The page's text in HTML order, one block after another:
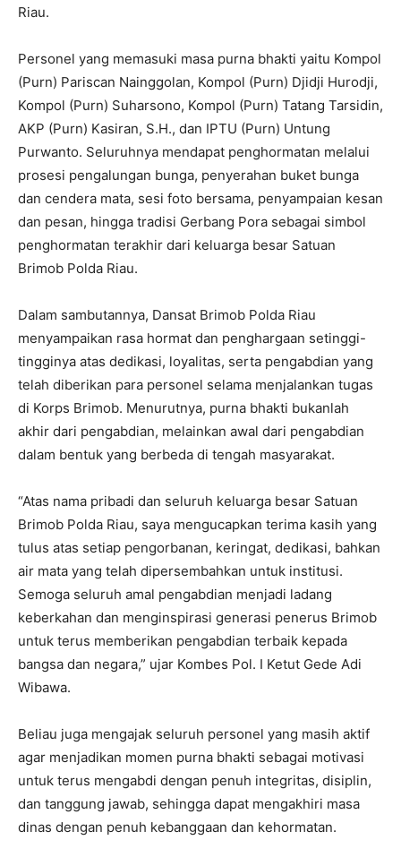
Riau.
Personel yang memasuki masa purna bhakti yaitu Kompol
(Purn) Pariscan Nainggolan, Kompol (Purn) Djidji Hurodji,
Kompol (Purn) Suharsono, Kompol (Purn) Tatang Tarsidin,
AKP (Purn) Kasiran, S.H., dan IPTU (Purn) Untung
Purwanto. Seluruhnya mendapat penghormatan melalui
prosesi pengalungan bunga, penyerahan buket bunga
dan cendera mata, sesi foto bersama, penyampaian kesan
dan pesan, hingga tradisi Gerbang Pora sebagai simbol
penghormatan terakhir dari keluarga besar Satuan
Brimob Polda Riau.
Dalam sambutannya, Dansat Brimob Polda Riau
menyampaikan rasa hormat dan penghargaan setinggi-
tingginya atas dedikasi, loyalitas, serta pengabdian yang
telah diberikan para personel selama menjalankan tugas
di Korps Brimob. Menurutnya, purna bhakti bukanlah
akhir dari pengabdian, melainkan awal dari pengabdian
dalam bentuk yang berbeda di tengah masyarakat.
“Atas nama pribadi dan seluruh keluarga besar Satuan
Brimob Polda Riau, saya mengucapkan terima kasih yang
tulus atas setiap pengorbanan, keringat, dedikasi, bahkan
air mata yang telah dipersembahkan untuk institusi.
Semoga seluruh amal pengabdian menjadi ladang
keberkahan dan menginspirasi generasi penerus Brimob
untuk terus memberikan pengabdian terbaik kepada
bangsa dan negara,” ujar Kombes Pol. I Ketut Gede Adi
Wibawa.
Beliau juga mengajak seluruh personel yang masih aktif
agar menjadikan momen purna bhakti sebagai motivasi
untuk terus mengabdi dengan penuh integritas, disiplin,
dan tanggung jawab, sehingga dapat mengakhiri masa
dinas dengan penuh kebanggaan dan kehormatan.